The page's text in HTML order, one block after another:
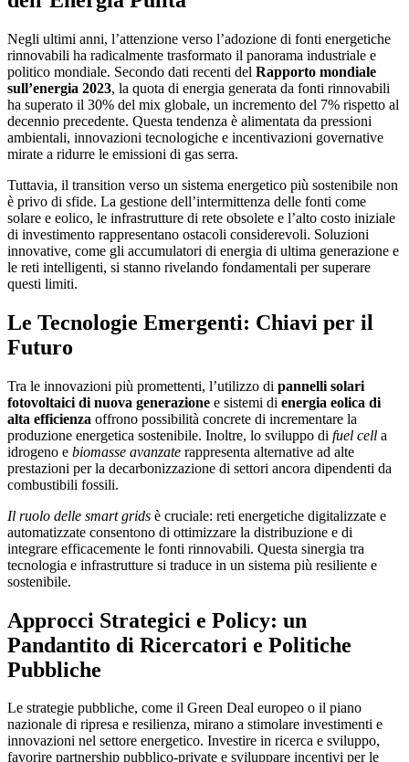
Negli ultimi anni, l’attenzione verso l’adozione di fonti energetiche
rinnovabili ha radicalmente trasformato il panorama industriale e
politico mondiale. Secondo dati recenti del Rapporto mondiale
sull’energia 2023, la quota di energia generata da fonti rinnovabili
ha superato il 30% del mix globale, un incremento del 7% rispetto al
decennio precedente. Questa tendenza è alimentata da pressioni
ambientali, innovazioni tecnologiche e incentivazioni governative
mirate a ridurre le emissioni di gas serra.
Tuttavia, il transition verso un sistema energetico più sostenibile non
è privo di sfide. La gestione dell’intermittenza delle fonti come
solare e eolico, le infrastrutture di rete obsolete e l’alto costo iniziale
di investimento rappresentano ostacoli considerevoli. Soluzioni
innovative, come gli accumulatori di energia di ultima generazione e
le reti intelligenti, si stanno rivelando fondamentali per superare
questi limiti.
Le Tecnologie Emergenti: Chiavi per il
Futuro
Tra le innovazioni più promettenti, l’utilizzo di pannelli solari
fotovoltaici di nuova generazione e sistemi di energia eolica di
alta efficienza offrono possibilità concrete di incrementare la
produzione energetica sostenibile. Inoltre, lo sviluppo di fuel cell a
idrogeno e biomasse avanzate rappresenta alternative ad alte
prestazioni per la decarbonizzazione di settori ancora dipendenti da
combustibili fossili.
Il ruolo delle smart grids è cruciale: reti energetiche digitalizzate e
automatizzate consentono di ottimizzare la distribuzione e di
integrare efficacemente le fonti rinnovabili. Questa sinergia tra
tecnologia e infrastrutture si traduce in un sistema più resiliente e
sostenibile.
Approcci Strategici e Policy: un
Pandantito di Ricercatori e Politiche
Pubbliche
Le strategie pubbliche, come il Green Deal europeo o il piano
nazionale di ripresa e resilienza, mirano a stimolare investimenti e
innovazioni nel settore energetico. Investire in ricerca e sviluppo,
favorire partnership pubblico-private e sviluppare incentivi per le